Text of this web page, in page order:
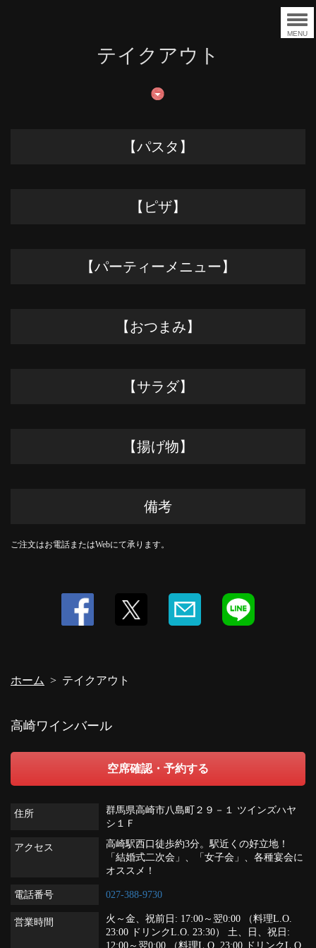
MENU
テイクアウト
【パスタ】
【ピザ】
【パーティーメニュー】
【おつまみ】
【サラダ】
【揚げ物】
備考
ご注文はお電話またはWebにて承ります。
ホーム テイクアウト
この店舗情報をシェアする
群馬県高崎市八島町２９－１ ツインズハヤシ１Ｆ
高崎ワインバール
空席確認・予約する
住所
群馬県高崎市八島町２９－１ ツインズハヤ
シ１Ｆ
アクセス
高崎駅西口徒歩約3分。駅近くの好立地！
「結婚式二次会」、「女子会」、各種宴会に
オススメ！
電話番号 027-388-9730
営業時間
火～金、祝前日: 17:00～翌0:00 （料理L.O.
23:00 ドリンクL.O. 23:30） 土、日、祝日:
12:00～翌0:00 （料理L.O. 23:00 ドリンクL.O.